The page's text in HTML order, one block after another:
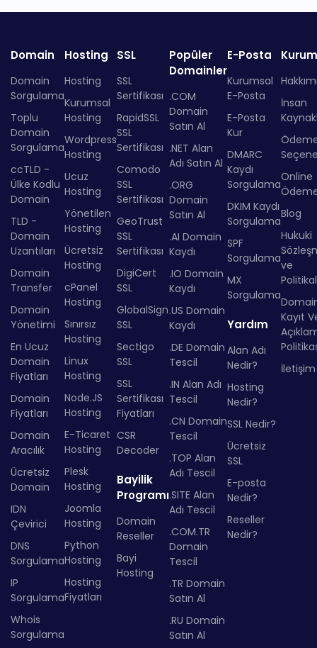
Domain
Domain
Sorgulama
Toplu
Domain
Sorgulama
ccTLD -
Ülke Kodlu
Domain
TLD -
Domain
Uzantıları
Domain
Transfer
Domain
Yönetimi
En Ucuz
Domain
Fiyatları
Domain
Fiyatları
Domain
Aracılık
Ücretsiz
Domain
IDN
Çevirici
DNS
Sorgulama
IP
Sorgulama
Whois
Sorgulama
Hosting
Hosting
Kurumsal
Hosting
Wordpress
Hosting
Ucuz
Hosting
Yönetilen
Hosting
Ücretsiz
Hosting
cPanel
Hosting
Sınırsız
Hosting
Linux
Hosting
Node.JS
Hosting
E-Ticaret
Hosting
Plesk
Hosting
Joomla
Hosting
Python
Hosting
Hosting
Fiyatları
SSL
SSL
Sertifikası
RapidSSL
SSL
Sertifikası
Comodo
SSL
Sertifikası
GeoTrust
SSL
Sertifikası
DigiCert
SSL
GlobalSign
SSL
Sectigo
SSL
SSL
Sertifikası
Fiyatları
CSR
Decoder
Bayilik
Programı
Domain
Reseller
Bayi
Hosting
Popüler
Domainler
.COM
Domain
Satın Al
.NET Alan
Adı Satın Al
.ORG
Domain
Satın Al
.AI Domain
Kaydı
.IO Domain
Kaydı
.US Domain
Kaydı
.DE Domain
Tescil
.IN Alan Adı
Tescil
.CN Domain
Tescil
.TOP Alan
Adı Tescil
.SITE Alan
Adı Tescil
.COM.TR
Domain
Tescil
.TR Domain
Satın Al
.RU Domain
Satın Al
E-Posta
Kurumsal
E-Posta
E-Posta
Kur
DMARC
Kaydı
Sorgulama
DKIM Kaydı
Sorgulama
SPF
Sorgulama
MX
Sorgulama
Yardım
Alan Adı
Nedir?
Hosting
Nedir?
SSL Nedir?
Ücretsiz
SSL
E-posta
Nedir?
Reseller
Nedir?
İnsan
Online
Blog
Hukuki
ve
Kayıt
İletişim